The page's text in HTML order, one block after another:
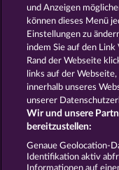
WILD RAPA NUI
AGB
Affiliate-
und Anzeigen
können dieses Menü
Einstellungen zu
indem Sie auf den
Rand der Webseite
links auf der
innerhalb unseres
unserer
Wir und unsere
bereitzustellen:
Genaue Geolocation-
Identifikation aktiv